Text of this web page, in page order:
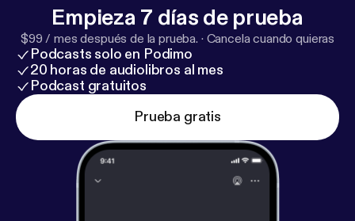
Empieza 7 días de prueba
$99 / mes después de la prueba. · Cancela cuando quieras
Podcasts solo en Podimo
20 horas de audiolibros al mes
Podcast gratuitos
Prueba gratis